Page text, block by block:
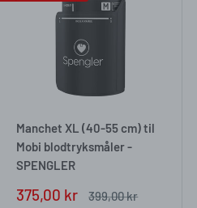
Manchet XL (40-55 cm) til
Mobi blodtryksmåler -
SPENGLER
Försäljningspris
375,00 kr
Vanligt
399,00 kr